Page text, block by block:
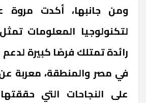
ومن جانبها، أكدت مروة
لتكنولوجيا المعلومات
رائدة تمتلك فرصًا كبيرة
في مصر والمنطقة، معربة عن
على النجاحات التي